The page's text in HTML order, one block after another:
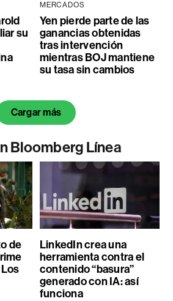
su
MERCADOS
Yen pierde parte de las
ganancias obtenidas
tras intervención
mientras BOJ mantiene
su tasa sin cambios
Cargar más
Bloomberg Línea
de
LinkedIn crea una
herramienta contra el
contenido “basura”
generado con IA: así
funciona